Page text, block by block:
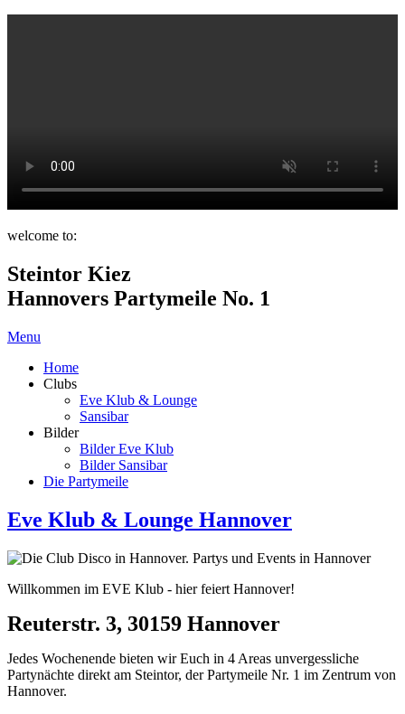
welcome to:
Steintor Kiez
Hannovers Partymeile No. 1
Menu
Home
Clubs
Eve Klub & Lounge
Sansibar
Bilder
Bilder Eve Klub
Bilder Sansibar
Die Partymeile
Eve Klub & Lounge Hannover
Willkommen im EVE Klub - hier feiert Hannover!
Reuterstr. 3, 30159 Hannover
Jedes Wochenende bieten wir Euch in 4 Areas unvergessliche
Partynächte direkt am Steintor, der Partymeile Nr. 1 im Zentrum von
Hannover.